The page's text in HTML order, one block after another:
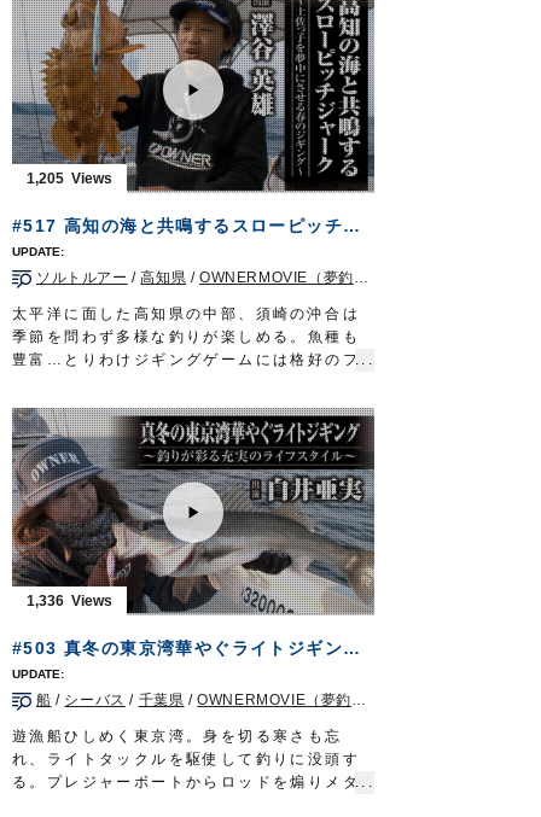
1,205
#517 高知の海と共鳴するスローピッチジャーク〜土佐っ子を夢中にさせる春のジギング〜
ソルトルアー /高知県 /OWNERMOVIE（夢釣行）
太平洋に面した高知県の中部、須崎の沖合は
季節を問わず多様な釣りが楽しめる。魚種も
豊富…とりわけジギングゲームには格好のフ
む。ゆったりとしたストロークに変化をつけ
てバイトを誘う。近年、人気が高まっている
スローピッチジャークで、何が釣り上がる
か…玉手箱の如き海域に遊ぶのは澤谷英雄さ
ん。高知市で釣具店フィッシングサービス マ
ーブルを営みながら、この釣りの魅力を発信
している。青物に根魚…老若男女を問わずに
楽しめるスローピッチジャーク。海と共に暮
らす土佐っ子を夢中にさせる奥深き世界へ。
放送日 2022年5月15日
ロッド：スローピッチ用 #3 5ft5in
リール：中型ジギング用ベイトリール HG
メインライン：PE 2号／リーダー：8号
ジグ：撃投ジグ ウルトラスロー 150gシルバ
ー
フック：ファイアツイン 100g(3/0)
タックル②
1,336
#503 真冬の東京湾華やぐライトジギング〜釣りが彩る充実のライフスタイル〜
船 / シーバス / 千葉県 /OWNERMOVIE（夢釣行）
遊漁船ひしめく東京湾。身を切る寒さも忘
れ、ライトタックルを駆使して釣りに没頭す
る。プレジャーボートからロッドを煽りメタ